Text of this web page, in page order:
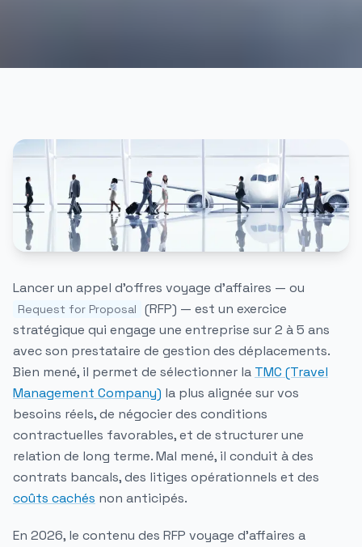
Lancer un appel d'offres voyage d'affaires — ou
Request for Proposal
(RFP) — est un exercice
stratégique qui engage une entreprise sur 2 à 5 ans
avec son prestataire de gestion des déplacements.
Bien mené, il permet de sélectionner la TMC (Travel
Management Company) la plus alignée sur vos
besoins réels, de négocier des conditions
contractuelles favorables, et de structurer une
relation de long terme. Mal mené, il conduit à des
contrats bancals, des litiges opérationnels et des
coûts cachés non anticipés.
En 2026, le contenu des RFP voyage d'affaires a